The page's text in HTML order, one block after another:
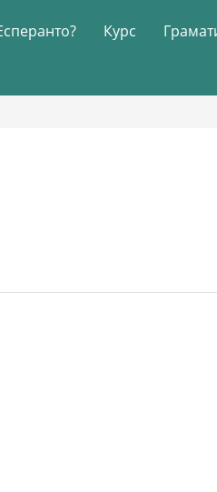
Курс